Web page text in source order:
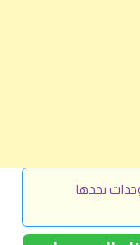
تجدها